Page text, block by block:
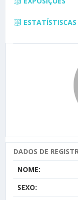
DADOS DE
NOME:
SEXO: